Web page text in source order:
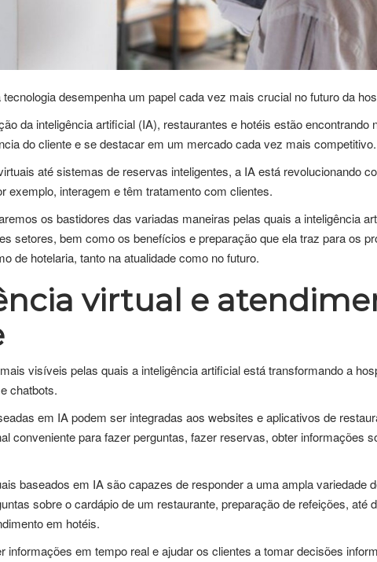
desempenha um papel cada vez mais crucial no futuro da
da inteligência artificial (IA), restaurantes e hotéis estão encontrando
do cliente e se destacar em um mercado cada vez mais competitivo.
até sistemas de reservas inteligentes, a IA está revolucionando
exemplo, interagem e têm tratamento com clientes.
os bastidores das variadas maneiras pelas quais a inteligência
setores, bem como os benefícios e preparação que ela traz para os
de hotelaria, tanto na atualidade como no futuro.
virtual e
visíveis pelas quais a inteligência artificial está transformando a
chatbots.
em IA podem ser integradas aos websites e aplicativos de
conveniente para fazer perguntas, fazer reservas, obter informações
baseados em IA são capazes de responder a uma ampla variedade
sobre o cardápio de um restaurante, preparação de refeições, até
em hotéis.
informações em tempo real e ajudar os clientes a tomar decisões